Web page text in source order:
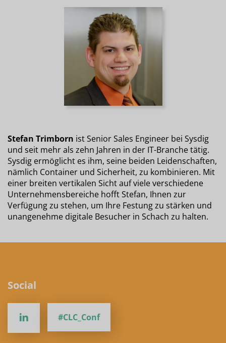
Stefan Trimborn ist Senior Sales Engineer bei Sysdig
und seit mehr als zehn Jahren in der IT-Branche tätig.
Sysdig ermöglicht es ihm, seine beiden Leidenschaften,
nämlich Container und Sicherheit, zu kombinieren. Mit
einer breiten vertikalen Sicht auf viele verschiedene
Unternehmensbereiche hofft Stefan, Ihnen zur
Verfügung zu stehen, um Ihre Festung zu stärken und
unangenehme digitale Besucher in Schach zu halten.
Social
#CLC_Conf